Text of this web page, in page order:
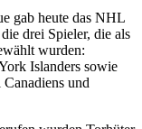
gab heute das NHL
drei Spieler, die als
wurden:
Islanders sowie
und